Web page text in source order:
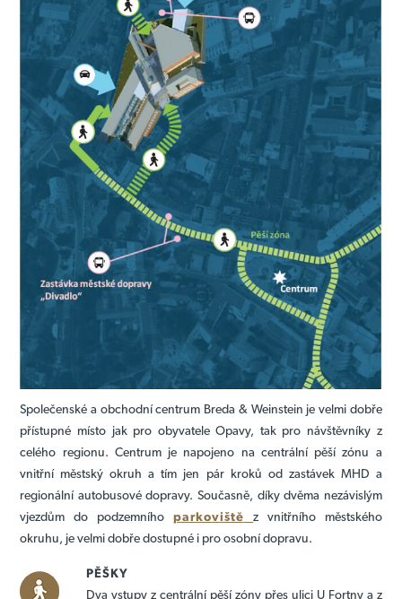
Společenské a obchodní centrum Breda & Weinstein je velmi dobře
přístupné místo jak pro obyvatele Opavy, tak pro návštěvníky z
celého regionu. Centrum je napojeno na centrální pěší zónu a
vnitřní městský okruh a tím jen pár kroků od zastávek MHD a
regionální autobusové dopravy. Současně, díky dvěma nezávislým
vjezdům do podzemního
parkoviště
z vnitřního městského
okruhu, je velmi dobře dostupné i pro osobní dopravu.
PĚŠKY
Dva vstupy z centrální pěší zóny přes ulici U Fortny a z